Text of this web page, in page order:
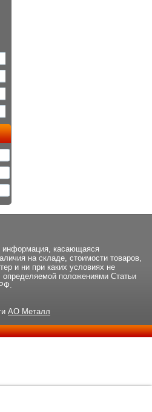
информация, касающаяся
на складе, стоимости товаров,
и ни при каких условиях не
определяемой положениями Статьи
АО Металл